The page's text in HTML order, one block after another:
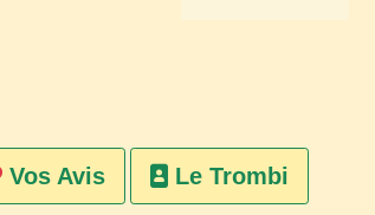
Vos Avis Le Trombi